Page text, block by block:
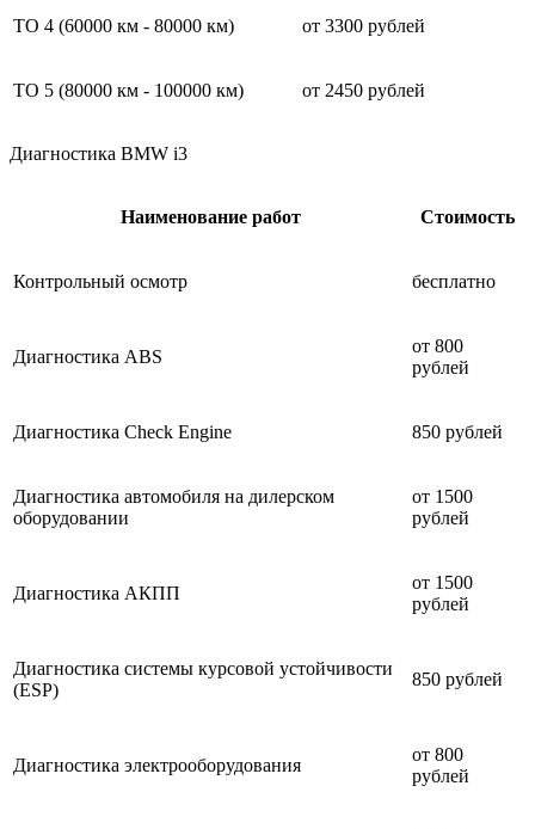
ТО 4 (60000 км - 80000 км) от 3300 рублей
ТО 5 (80000 км - 100000 км) от 2450 рублей
Диагностика BMW i3
Наименование работ Стоимость
Контрольный осмотр бесплатно
Диагностика ABS
от 800
рублей
Диагностика Check Engine 850 рублей
Диагностика автомобиля на дилерском
оборудовании
от 1500
рублей
Диагностика АКПП
от 1500
рублей
Диагностика системы курсовой устойчивости
(ESP)
850 рублей
Диагностика электрооборудования
от 800
рублей